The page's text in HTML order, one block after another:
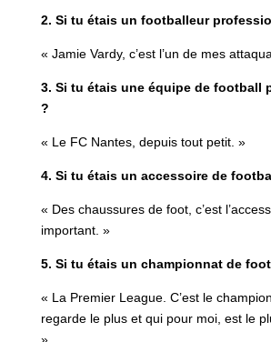
2. Si tu étais un footballeur
« Jamie Vardy, c’est l’un de mes
3. Si tu étais une équipe de football
?
« Le FC Nantes, depuis tout petit. »
4. Si tu étais un accessoire de
« Des chaussures de foot, c’est
important. »
5. Si tu étais un championnat de
« La Premier League. C’est le
regarde le plus et qui pour moi, est le
»